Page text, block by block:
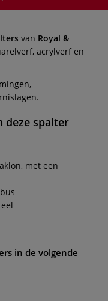
van Royal &
acrylverf en
deze spalter
met een
in de volgende